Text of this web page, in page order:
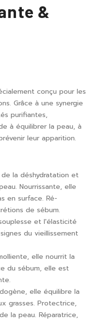
&
conçu pour les
Grâce à une synergie
purifiantes,
à équilibrer la peau, à
leur apparition.
la déshydratation et
Nourrissante, elle
en surface. Ré-
de sébum.
et l'élasticité
du vieillissement
elle nourrit la
du sébum, elle est
elle équilibre la
grasses. Protectrice,
la peau. Réparatrice,